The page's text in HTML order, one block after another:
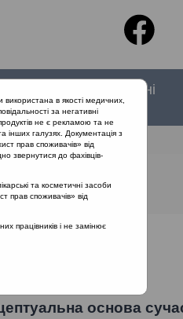
Спеціальні
випуски
основа
в якості медичних,
за негативні
не є рекламою та не
інших галузях. Документація з
прав споживачів» від
звернутися до фахівців-
та косметичні засоби
прав споживачів» від
працівників і не замінює